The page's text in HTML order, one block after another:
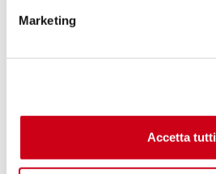
Marketing
Accetta tutti
260,00 CHF